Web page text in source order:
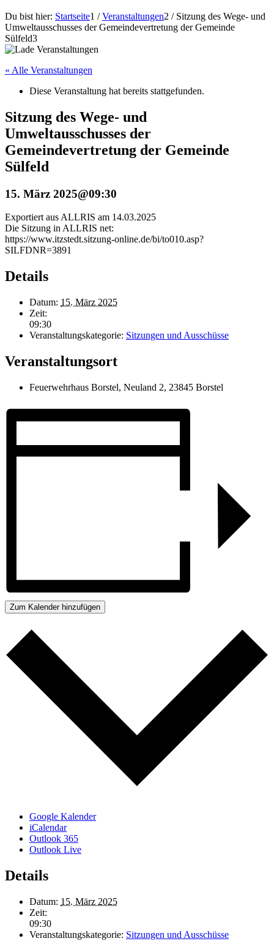
Du bist hier: Startseite1 / Veranstaltungen2 / Sitzung des Wege- und
Umweltausschusses der Gemeindevertretung der Gemeinde
Sülfeld3
« Alle Veranstaltungen
Diese Veranstaltung hat bereits stattgefunden.
Sitzung des Wege- und
Umweltausschusses der
Gemeindevertretung der Gemeinde
Sülfeld
15. März 2025@09:30
Exportiert aus ALLRIS am 14.03.2025
Die Sitzung in ALLRIS net:
https://www.itzstedt.sitzung-online.de/bi/to010.asp?
SILFDNR=3891
Details
Datum: 15. März 2025
Zeit:
09:30
Veranstaltungskategorie: Sitzungen und Ausschüsse
Veranstaltungsort
Feuerwehrhaus Borstel, Neuland 2, 23845 Borstel
Zum Kalender hinzufügen
Google Kalender
iCalendar
Outlook 365
Outlook Live
Details
Datum: 15. März 2025
Zeit:
09:30
Veranstaltungskategorie: Sitzungen und Ausschüsse